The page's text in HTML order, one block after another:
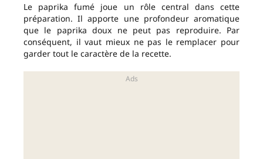
Le paprika fumé joue un rôle central dans cette
préparation. Il apporte une profondeur aromatique
que le paprika doux ne peut pas reproduire. Par
conséquent, il vaut mieux ne pas le remplacer pour
garder tout le caractère de la recette.